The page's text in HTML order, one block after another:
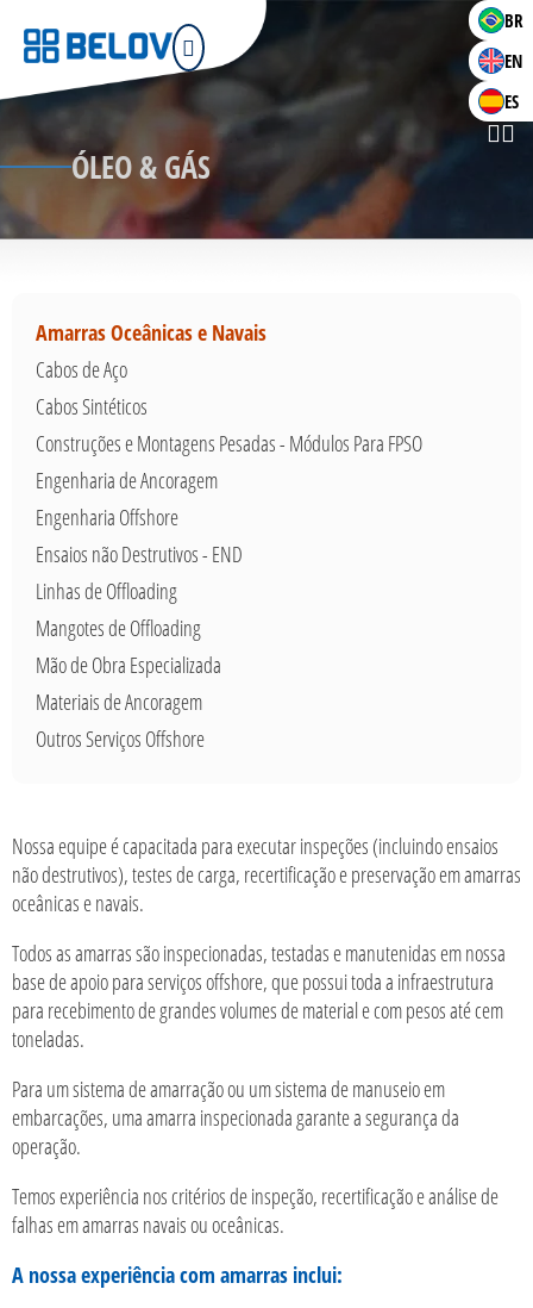
BR
EN
ES
ÓLEO & GÁS
Amarras Oceânicas e Navais
Cabos de Aço
Cabos Sintéticos
Construções e Montagens Pesadas - Módulos Para FPSO
Engenharia de Ancoragem
Engenharia Offshore
Ensaios não Destrutivos - END
Linhas de Offloading
Mangotes de Offloading
Mão de Obra Especializada
Materiais de Ancoragem
Outros Serviços Offshore
Nossa equipe é capacitada para executar inspeções (incluindo ensaios
não destrutivos), testes de carga, recertificação e preservação em amarras
oceânicas e navais.
Todos as amarras são inspecionadas, testadas e manutenidas em nossa
base de apoio para serviços offshore, que possui toda a infraestrutura
para recebimento de grandes volumes de material e com pesos até cem
toneladas.
Para um sistema de amarração ou um sistema de manuseio em
embarcações, uma amarra inspecionada garante a segurança da
operação.
Temos experiência nos critérios de inspeção, recertificação e análise de
falhas em amarras navais ou oceânicas.
A nossa experiência com amarras inclui: